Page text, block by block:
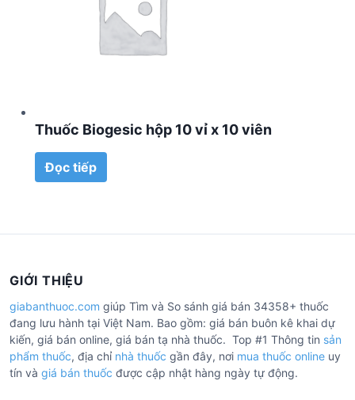
Thuốc Biogesic hộp 10 vỉ x 10 viên
Đọc tiếp
GIỚI THIỆU
giabanthuoc.com giúp Tìm và So sánh giá bán 34358+ thuốc
đang lưu hành tại Việt Nam. Bao gồm: giá bán buôn kê khai dự
kiến, giá bán online, giá bán tạ nhà thuốc. Top #1 Thông tin sản
phẩm thuốc, địa chỉ nhà thuốc gần đây, nơi mua thuốc online uy
tín và giá bán thuốc được cập nhật hàng ngày tự động.